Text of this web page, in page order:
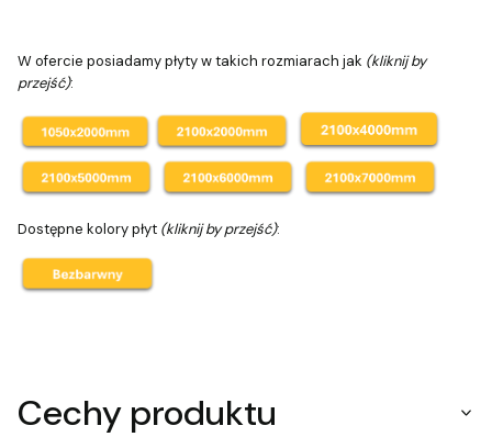
W ofercie posiadamy płyty w takich rozmiarach jak (kliknij by
przejść):
Dostępne kolory płyt (kliknij by przejść):
Cechy produktu